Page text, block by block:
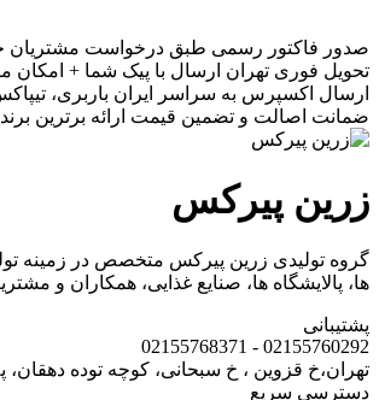
صدور فاکتور رسمی طبق درخواست مشتریان
تحویل فوری تهران ارسال با پیک شما +
ارسال اکسپرس به سراسر ایران باربری،
ضمانت اصالت و تضمین قیمت ارائه برترین
زرین پیرکس
گروه تولیدی زرین پیرکس متخصص در زمینه
ها، پالایشگاه ها، صنایع غذایی، همکاران و
پشتیبانی
02155760292 - 02155768371
تهران،خ قزوین ، خ سبحانی، کوچه توده دهقان، پلاک ۲ (لطفا قبل از مراجعه حضوری، با پشتیبانی
دسترسی سریع